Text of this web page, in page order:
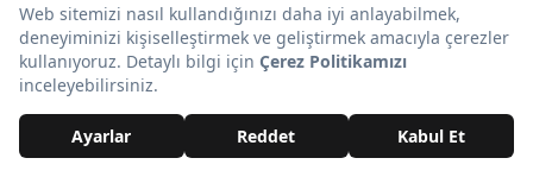
Kur'an Kursu Öğrencilerinden Belediye Başkanına: "Manifest’i
Çağırın"
Uzun Süredir Kanserle Mücadele Eden Şarkıcı Cansever Hayatını
Kaybetti
Kemerini Takmadığı İçin Uçak Kalkamadı: Küçük Çocuk Yüzünden
Yolcular 1 Gün Bekledi